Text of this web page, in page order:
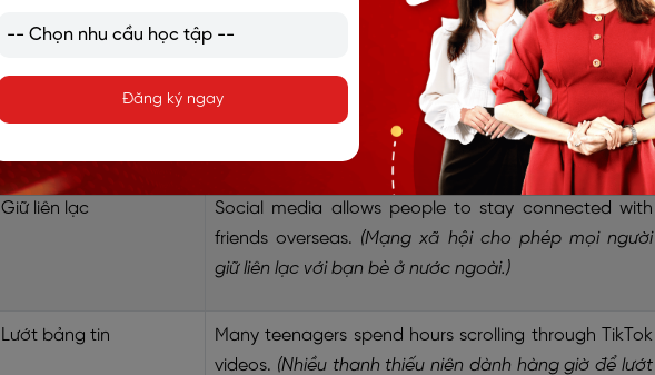
việc giao tiếp diễn ra tức thì.)
Sự phát triển nhanh
The fast-paced development of technology changes
social media constantly.(Sự phát triển nhanh chóng
của công nghệ liên tục thay đổi mạng xã hội.)
Giữ liên lạc
Social media allows people to stay connected with
friends overseas. (Mạng xã hội cho phép mọi người
giữ liên lạc với bạn bè ở nước ngoài.)
Lướt bảng tin
Many teenagers spend hours scrolling through TikTok
videos. (Nhiều thanh thiếu niên dành hàng giờ để lướt
Đăng ký ngay